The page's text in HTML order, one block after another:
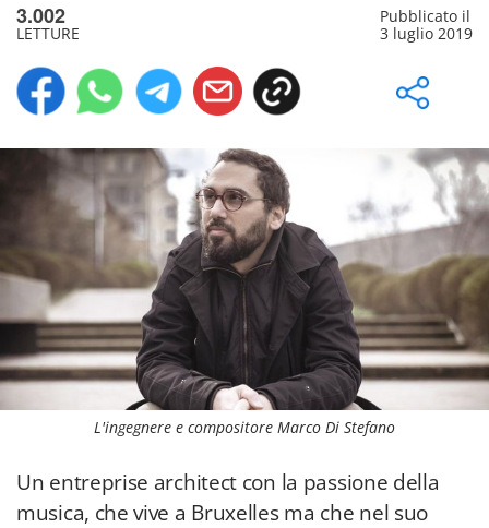
3.002
LETTURE
Pubblicato il
3 luglio 2019
L'ingegnere e compositore Marco Di Stefano
Un entreprise architect con la passione della
musica, che vive a Bruxelles ma che nel suo